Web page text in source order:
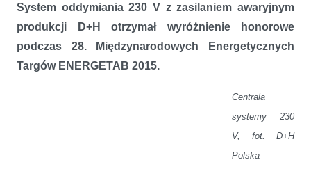
System oddymiania 230 V z zasilaniem awaryjnym
produkcji D+H otrzymał wyróżnienie honorowe
podczas 28. Międzynarodowych Energetycznych
Targów ENERGETAB 2015.
Centrala
systemy 230
V, fot. D+H
Polska